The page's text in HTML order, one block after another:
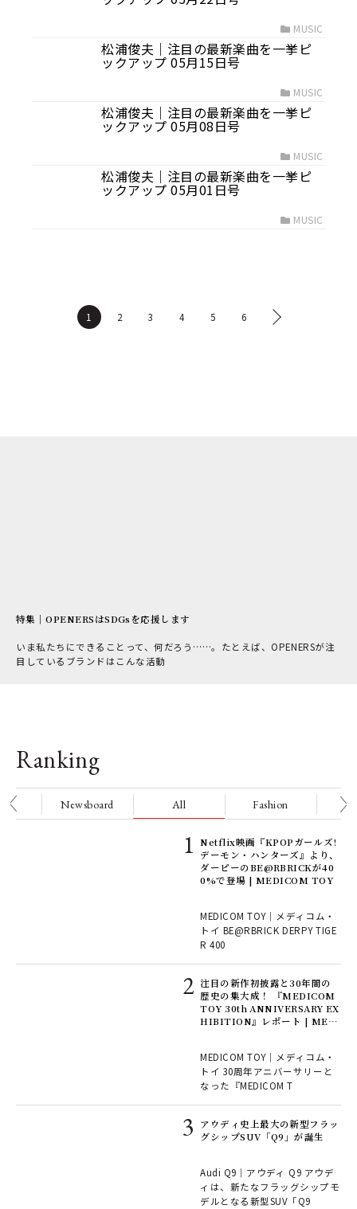
MUSIC
松浦俊夫｜注目の最新楽曲を一挙ピ
ックアップ 05月15日号
MUSIC
松浦俊夫｜注目の最新楽曲を一挙ピ
ックアップ 05月08日号
MUSIC
松浦俊夫｜注目の最新楽曲を一挙ピ
ックアップ 05月01日号
MUSIC
1 2 3 4 5 6
特集｜OPENERSはSDGsを応援します
いま私たちにできることって、何だろう……。たとえば、OPENERSが注
目しているブランドはこんな活動
Ranking
Newsboard All Fashion
Netflix映画『KPOPガールズ!
デーモン・ハンターズ』より、
ダーピーのBE@RBRICKが40
0%で登場 | MEDICOM TOY
MEDICOM TOY｜メディコム・
トイ BE@RBRICK DERPY TIGE
R 400
注目の新作初披露と30年間の
歴史の集大成！ 『MEDICOM
TOY 30th ANNIVERSARY EX
HIBITION』レポート | MEDI
MEDICOM TOY｜メディコム・
トイ 30周年アニバーサリーと
なった『MEDICOM T
アウディ史上最大の新型フラッ
グシップSUV「Q9」が誕生
Audi Q9｜アウディ Q9 アウデ
ィは、新たなフラッグシップモ
デルとなる新型SUV「Q9